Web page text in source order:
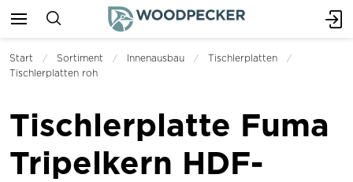
Start Sortiment Innenausbau
Tischlerplatten
Tischlerplatten roh
Tischlerplatte Fuma
Tripelkern HDF-